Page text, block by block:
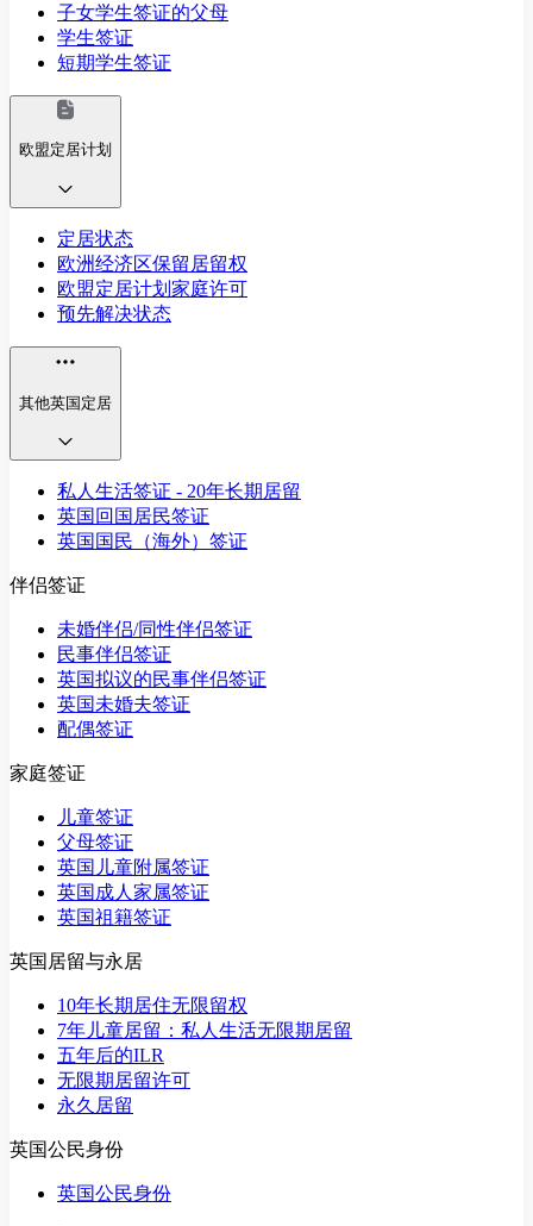
子女学生签证的父母
学生签证
短期学生签证
欧盟定居计划
定居状态
欧洲经济区保留居留权
欧盟定居计划家庭许可
预先解决状态
其他英国定居
私人生活签证 - 20年长期居留
英国回国居民签证
英国国民（海外）签证
伴侣签证
未婚伴侣/同性伴侣签证
民事伴侣签证
英国拟议的民事伴侣签证
英国未婚夫签证
配偶签证
家庭签证
儿童签证
父母签证
英国儿童附属签证
英国成人家属签证
英国祖籍签证
英国居留与永居
10年长期居住无限留权
7年儿童居留：私人生活无限期居留
五年后的ILR
无限期居留许可
永久居留
英国公民身份
英国公民身份